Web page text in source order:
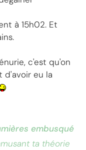
à 15h02. Et
c'est qu'on
eu la
embusqué
ta théorie